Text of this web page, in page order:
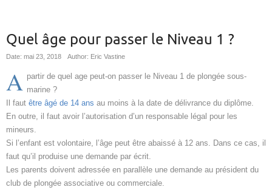
Quel âge pour passer le Niveau 1 ?
Date: mai 23, 2018 Author: Eric Vastine
A partir de quel age peut-on passer le Niveau 1 de plongée sous-
marine ?
Il faut être âgé de 14 ans au moins à la date de délivrance du diplôme.
En outre, il faut avoir l’autorisation d’un responsable légal pour les
mineurs.
Si l’enfant est volontaire, l’âge peut être abaissé à 12 ans. Dans ce cas, il
faut qu’il produise une demande par écrit.
Les parents doivent adressée en parallèle une demande au président du
club de plongée associative ou commerciale.